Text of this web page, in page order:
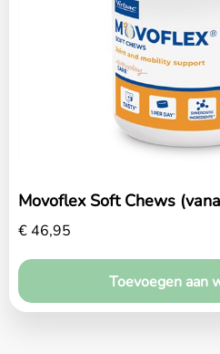
Movoflex Soft Chews
€46,95
Toevoegen aan